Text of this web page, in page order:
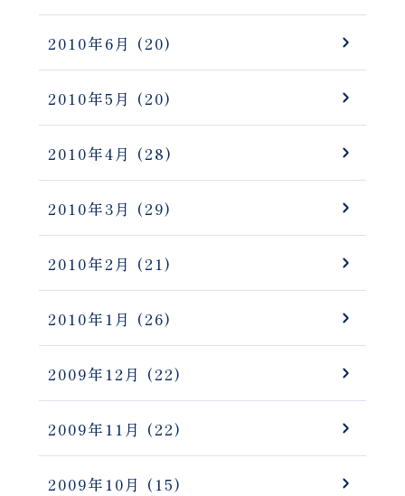
2010年6月 (20)
2010年5月 (20)
2010年4月 (28)
2010年3月 (29)
2010年2月 (21)
2010年1月 (26)
2009年12月 (22)
2009年11月 (22)
2009年10月 (15)